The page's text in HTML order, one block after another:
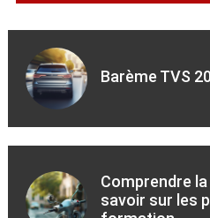
Barème TVS
Comprendre
savoir sur les